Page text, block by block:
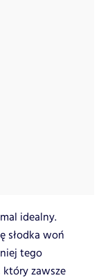
idealny.
słodka woń
tego
zawsze